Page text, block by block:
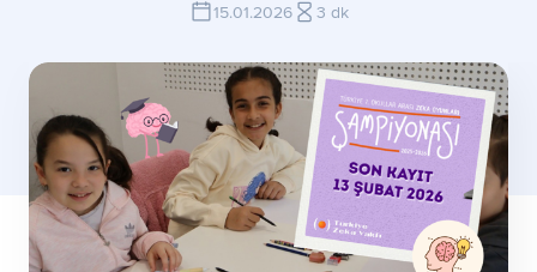
15.01.2026 3 dk